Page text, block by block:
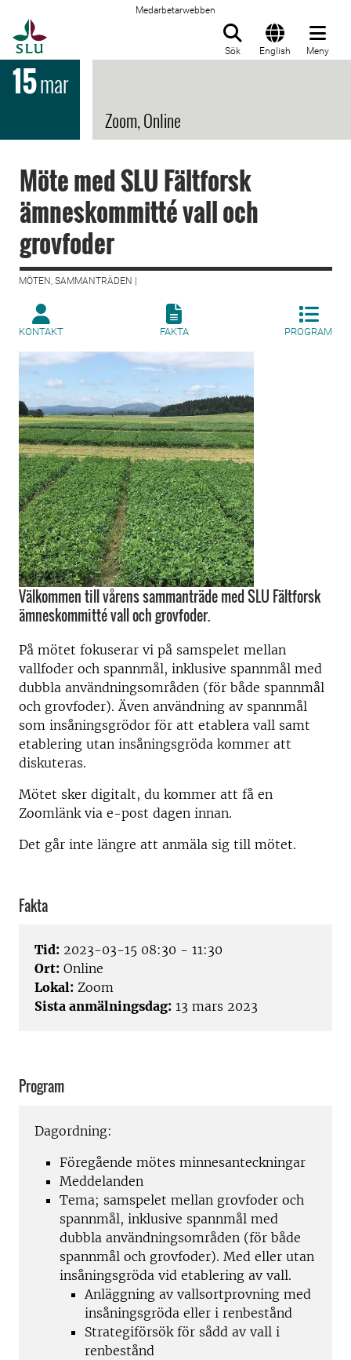
Medarbetarwebben
Sök English Meny
15mar
Zoom, Online
Möte med SLU Fältforsk
ämneskommitté vall och
grovfoder
MÖTEN, SAMMANTRÄDEN |
KONTAKT FAKTA PROGRAM
Välkommen till vårens sammanträde med SLU Fältforsk
ämneskommitté vall och grovfoder.
På mötet fokuserar vi på samspelet mellan
vallfoder och spannmål, inklusive spannmål med
dubbla användningsområden (för både spannmål
och grovfoder). Även användning av spannmål
som insåningsgrödor för att etablera vall samt
etablering utan insåningsgröda kommer att
diskuteras.
Mötet sker digitalt, du kommer att få en
Zoomlänk via e-post dagen innan.
Det går inte längre att anmäla sig till mötet.
Fakta
Tid: 2023-03-15 08:30 - 11:30
Ort: Online
Lokal: Zoom
Sista anmälningsdag: 13 mars 2023
Program
Dagordning:
Föregående mötes minnesanteckningar
Meddelanden
Tema; samspelet mellan grovfoder och
spannmål, inklusive spannmål med
dubbla användningsområden (för både
spannmål och grovfoder). Med eller utan
insåningsgröda vid etablering av vall.
Anläggning av vallsortprovning med
insåningsgröda eller i renbestånd
Strategiförsök för sådd av vall i
renbestånd